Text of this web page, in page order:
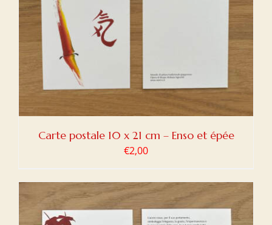
Carte postale 10 x 21 cm – Enso et épée
€2,00